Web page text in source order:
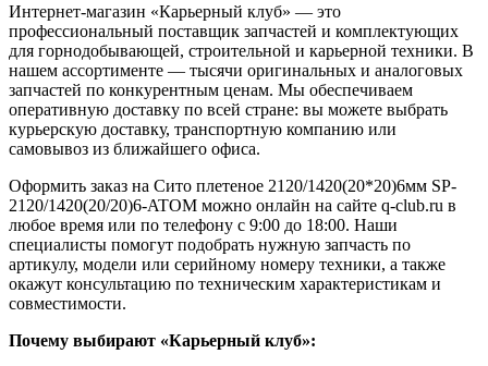
Интернет-магазин «Карьерный клуб» — это
профессиональный поставщик запчастей и комплектующих
для горнодобывающей, строительной и карьерной техники. В
нашем ассортименте — тысячи оригинальных и аналоговых
запчастей по конкурентным ценам. Мы обеспечиваем
оперативную доставку по всей стране: вы можете выбрать
курьерскую доставку, транспортную компанию или
самовывоз из ближайшего офиса.
Оформить заказ на Сито плетеное 2120/1420(20*20)6мм SP-
2120/1420(20/20)6-ATOM можно онлайн на сайте q-club.ru в
любое время или по телефону с 9:00 до 18:00. Наши
специалисты помогут подобрать нужную запчасть по
артикулу, модели или серийному номеру техники, а также
окажут консультацию по техническим характеристикам и
совместимости.
Почему выбирают «Карьерный клуб»: